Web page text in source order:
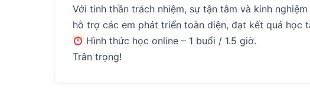
Với tinh thần trách nhiệm, sự tận tâm và kinh
hỗ trợ các em phát triển toàn diện, đạt kết quả
Hình thức học online – 1 buổi / 1.5 giờ.
Trân trọng!